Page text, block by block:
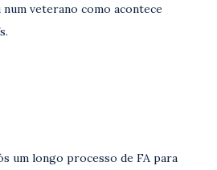
veterano como acontece
um longo processo de FA para